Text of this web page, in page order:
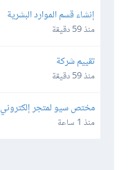
إنشاء قسم الموارد البشرية
منذ 59 دقيقة
تقييم شركة
منذ 59 دقيقة
مختص سيو لمتجر إلكتروني
منذ 1 ساعة